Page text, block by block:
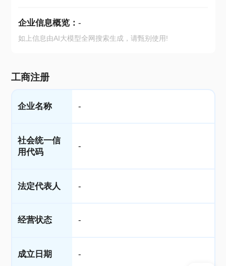
企业信息概览： -
如上信息由AI大模型全网搜索生成，请甄别使用!
工商注册
企业名称 -
社会统一信
用代码
-
法定代表人 -
经营状态 -
成立日期 -